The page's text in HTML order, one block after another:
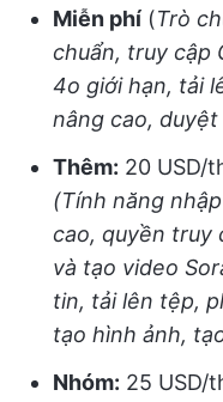
Miễn phí (Trò
chuẩn, truy cập
4o giới hạn, tải
nâng cao,
Thêm: 20 USD/
(Tính năng
cao, quyền truy
và tạo video
tin, tải lên tệp,
tạo hình ảnh,
Nhóm: 25 USD/